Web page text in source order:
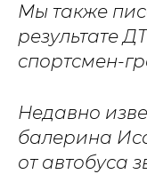
Мы также
результате
спортсмен-
Недавно
балерина
от автобуса